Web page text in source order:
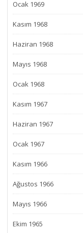
Ocak 1969
Kasım 1968
Haziran 1968
Mayıs 1968
Ocak 1968
Kasım 1967
Haziran 1967
Ocak 1967
Kasım 1966
Ağustos 1966
Mayıs 1966
Ekim 1965